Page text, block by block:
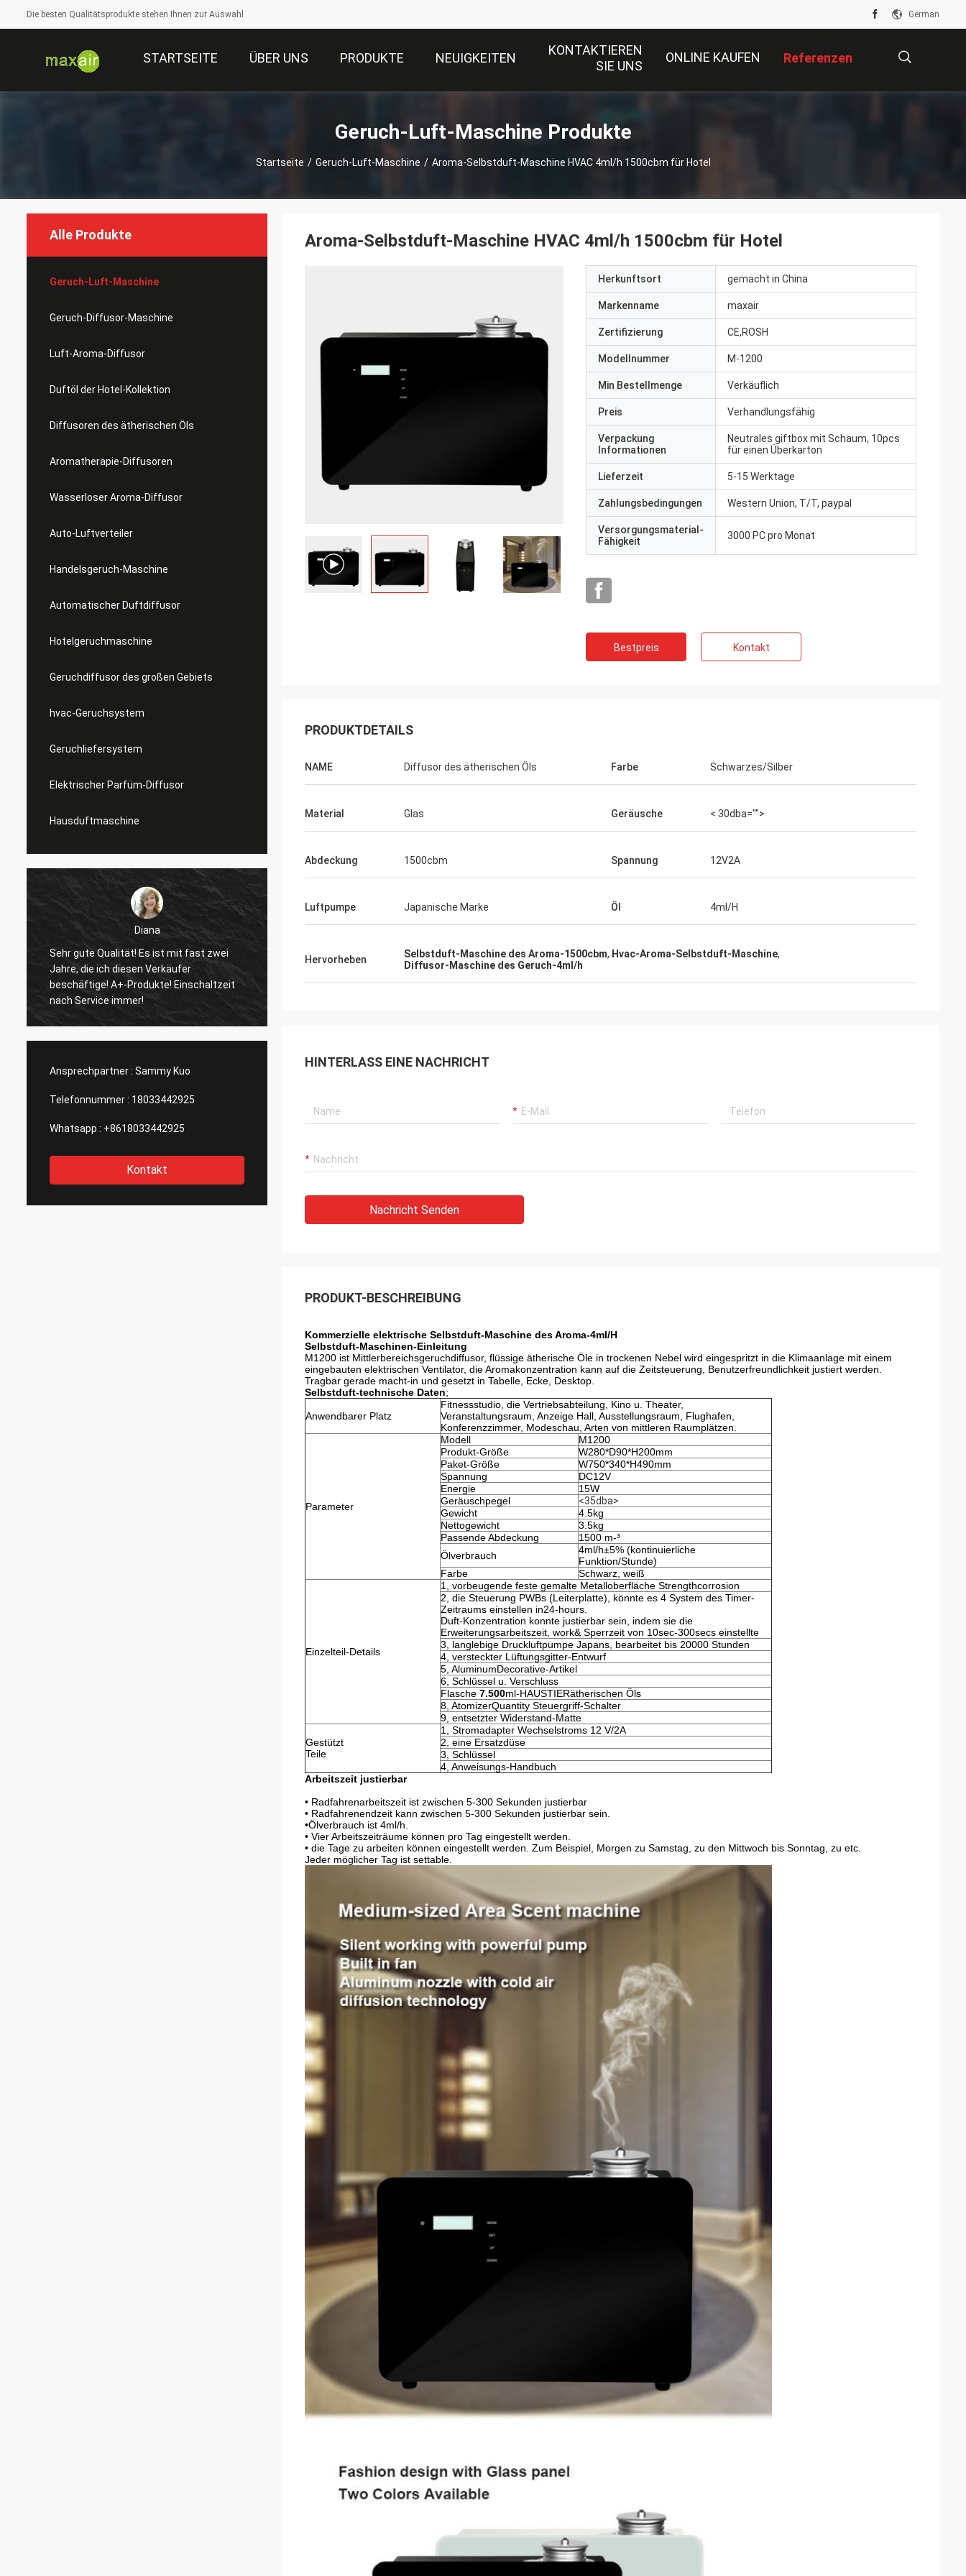
Die besten Qualitätsprodukte stehen Ihnen zur Auswahl German
STARTSEITE ÜBER UNS PRODUKTE NEUIGKEITEN
KONTAKTIEREN
SIE UNS
ONLINE KAUFEN Referenzen
Geruch-Luft-Maschine Produkte
Startseite / Geruch-Luft-Maschine / Aroma-Selbstduft-Maschine HVAC 4ml/h 1500cbm für Hotel
Alle Produkte
Geruch-Luft-Maschine
Geruch-Diffusor-Maschine
Luft-Aroma-Diffusor
Duftöl der Hotel-Kollektion
Diffusoren des ätherischen Öls
Aromatherapie-Diffusoren
Wasserloser Aroma-Diffusor
Auto-Luftverteiler
Handelsgeruch-Maschine
Automatischer Duftdiffusor
Hotelgeruchmaschine
Geruchdiffusor des großen Gebiets
hvac-Geruchsystem
Geruchliefersystem
Elektrischer Parfüm-Diffusor
Hausduftmaschine
Diana
Sehr gute Qualität! Es ist mit fast zwei
Jahre, die ich diesen Verkäufer
beschäftige! A+-Produkte! Einschaltzeit
nach Service immer!
gutes Produkt! Genau als beschriebenes
und schnelles Verschiffen. Es ist stiller
und großer Nebel. Sehr
Ansprechpartner : Sammy Kuo
Telefonnummer : 18033442925
Whatsapp : +8618033442925
Kontakt
Aroma-Selbstduft-Maschine HVAC 4ml/h 1500cbm für Hotel
Herkunftsort gemacht in China
Markenname maxair
Zertifizierung CE,ROSH
Modellnummer M-1200
Min Bestellmenge Verkäuflich
Preis Verhandlungsfähig
Verpackung
Informationen
Neutrales giftbox mit Schaum, 10pcs
für einen Überkarton
Lieferzeit 5-15 Werktage
Zahlungsbedingungen Western Union, T/T, paypal
Versorgungsmaterial-
Fähigkeit
3000 PC pro Monat
Bestpreis Kontakt
PRODUKTDETAILS
NAME Diffusor des ätherischen Öls Farbe Schwarzes/Silber
Material Glas Geräusche < 30dba="">
Abdeckung 1500cbm Spannung 12V2A
Luftpumpe Japanische Marke Öl 4ml/H
Hervorheben Selbstduft-Maschine des Aroma-1500cbm, Hvac-Aroma-Selbstduft-Maschine,
Diffusor-Maschine des Geruch-4ml/h
HINTERLASS EINE NACHRICHT
Nachricht Senden
PRODUKT-BESCHREIBUNG
Kommerzielle elektrische Selbstduft-Maschine des Aroma-4ml/H
Selbstduft-Maschinen-Einleitung
M1200 ist Mittlerbereichsgeruchdiffusor, flüssige ätherische Öle in trockenen Nebel wird eingespritzt in die Klimaanlage mit einem
eingebauten elektrischen Ventilator, die Aromakonzentration kann auf die Zeitsteuerung, Benutzerfreundlichkeit justiert werden.
Tragbar gerade macht-in und gesetzt in Tabelle, Ecke, Desktop.
Selbstduft-technische Daten;
Anwendbarer Platz
Fitnessstudio, die Vertriebsabteilung, Kino u. Theater,
Veranstaltungsraum, Anzeige Hall, Ausstellungsraum, Flughafen,
Konferenzzimmer, Modeschau, Arten von mittleren Raumplätzen.
Parameter
Modell
M1200
Produkt-Größe
W280*D90*H200mm
Paket-Größe
W750*340*H490mm
Spannung
DC12V
Energie
15W
Geräuschpegel
<35dba>
Gewicht
4.5kg
Nettogewicht
3.5kg
Passende Abdeckung
1500 m-³
Ölverbrauch
4ml/h±5% (kontinuierliche
Funktion/Stunde)
Farbe
Schwarz, weiß
Einzelteil-Details
1, vorbeugende feste gemalte Metalloberfläche Strengthcorrosion
2, die Steuerung PWBs (Leiterplatte), könnte es 4 System des Timer-
Zeitraums einstellen in24-hours.
Duft-Konzentration konnte justierbar sein, indem sie die
Erweiterungsarbeitszeit, work& Sperrzeit von 10sec-300secs einstellte
3, langlebige Druckluftpumpe Japans, bearbeitet bis 20000 Stunden
4, versteckter Lüftungsgitter-Entwurf
5, AluminumDecorative-Artikel
6, Schlüssel u. Verschluss
Flasche 7.500ml-HAUSTIERätherischen Öls
8, AtomizerQuantity Steuergriff-Schalter
9, entsetzter Widerstand-Matte
Gestützt
Teile
1, Stromadapter Wechselstroms 12 V/2A
2, eine Ersatzdüse
3, Schlüssel
4, Anweisungs-Handbuch
Arbeitszeit justierbar
• Radfahrenarbeitszeit ist zwischen 5-300 Sekunden justierbar
• Radfahrenendzeit kann zwischen 5-300 Sekunden justierbar sein.
•Ölverbrauch ist 4ml/h.
• Vier Arbeitszeiträume können pro Tag eingestellt werden.
• die Tage zu arbeiten können eingestellt werden. Zum Beispiel, Morgen zu Samstag, zu den Mittwoch bis Sonntag, zu etc.
Jeder möglicher Tag ist settable.